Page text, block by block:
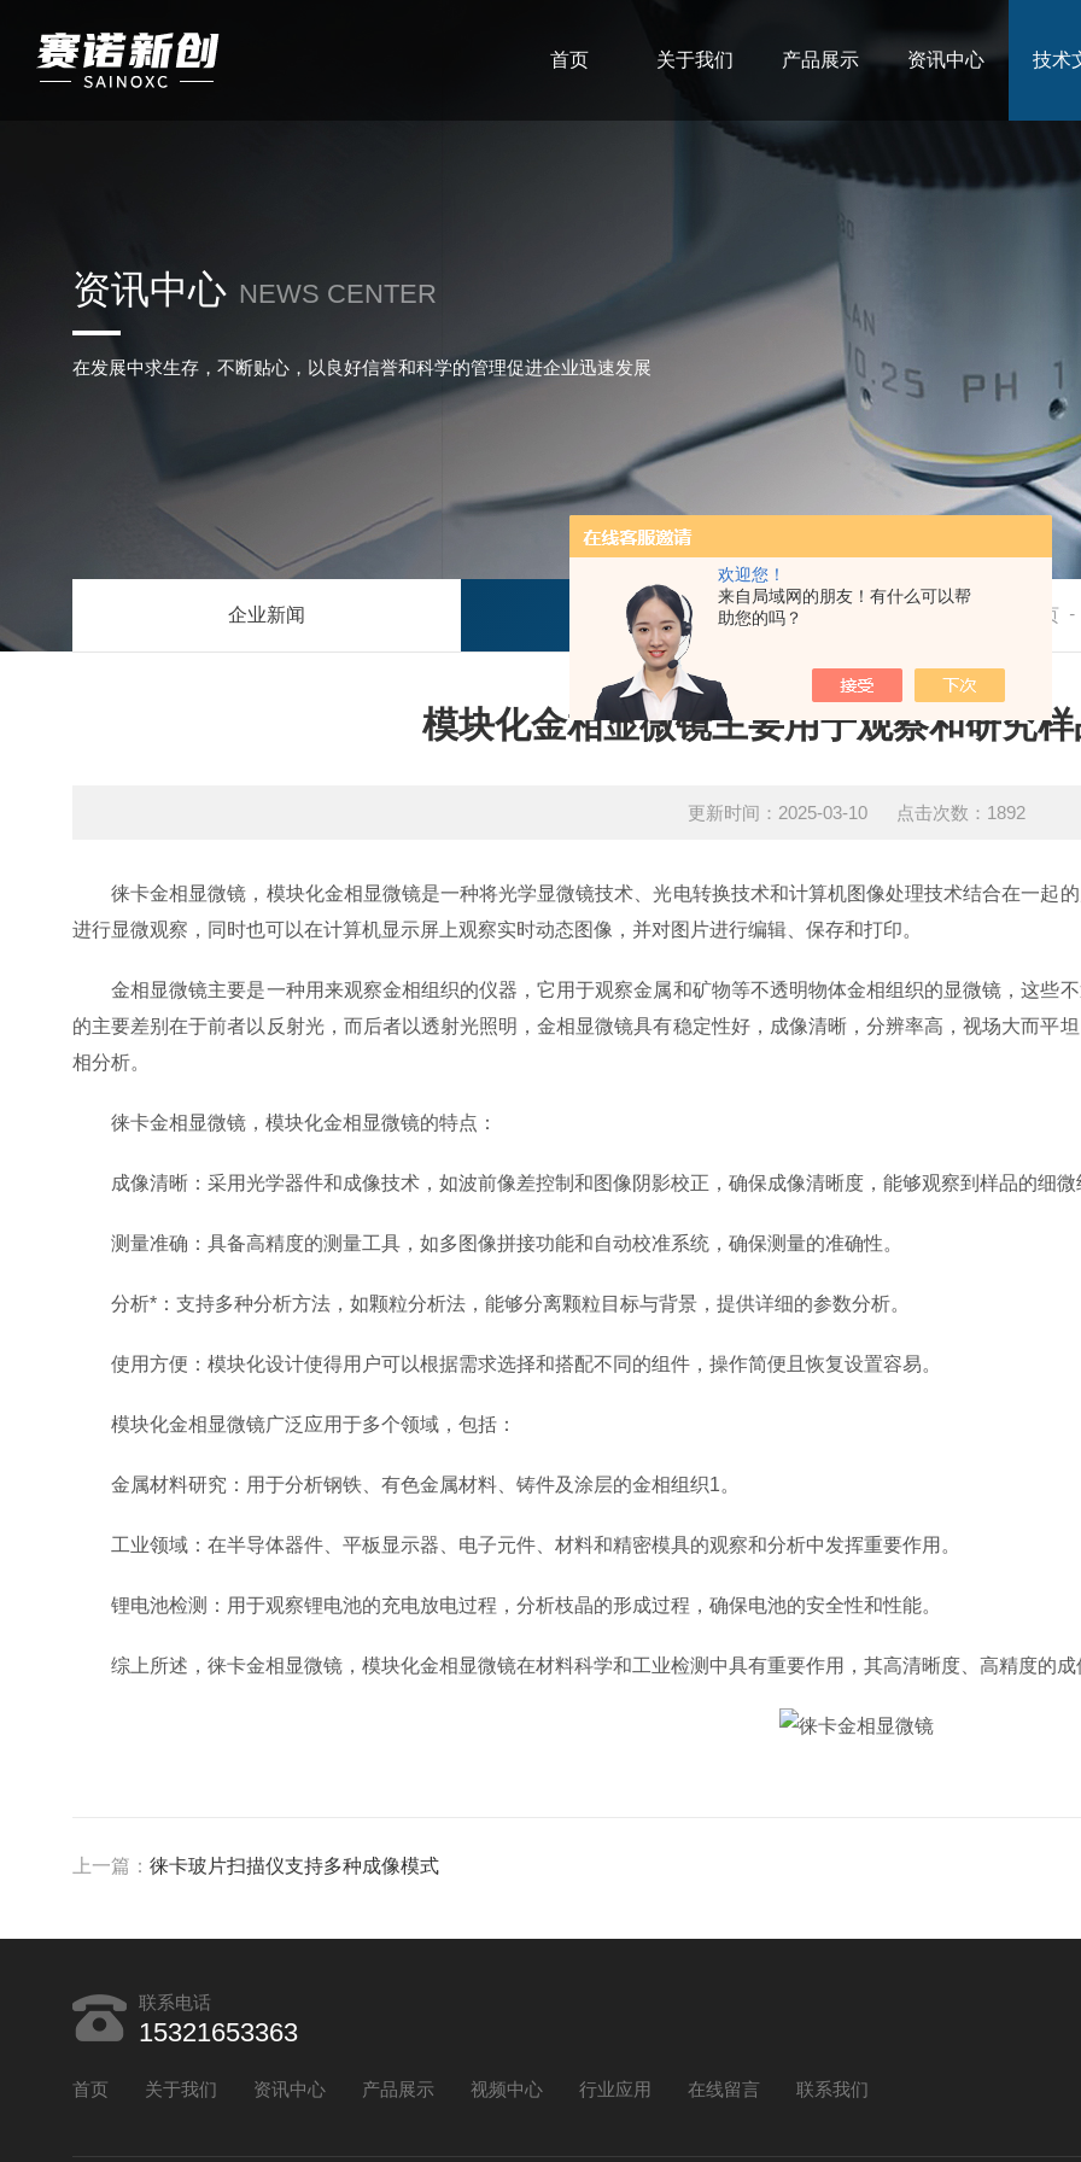
欢迎您！
来自局域网的朋友！有什么可以帮
助您的吗？
首页 关于我们 产品展示 资讯中心 技术
资讯中心 NEWS CENTER
在发展中求生存，不断贴心，以良好信誉和科学的管理促进企业迅速发展
企业新闻 技术文章 首页 -
模块化金相显微镜主要用于观察和研究
更新时间：2025-03-10 点击次数：1892
徕卡金相显微镜，模块化金相显微镜是一种将光学显微镜技术、光电转换技术和计算机图像处理技术结合在一起
进行显微观察，同时也可以在计算机显示屏上观察实时动态图像，并对图片进行编辑、保存和打印‌。
金相显微镜主要是一种用来观察金相组织的仪器，它用于观察金属和矿物等不透明物体金相组织的显微镜，这些
的主要差别在于前者以反射光，而后者以透射光照明，金相显微镜具有稳定性好，成像清晰，分辨率高，视场大而平
相分析。
徕卡金相显微镜，模块化金相显微镜的特点：
成像清晰‌：采用光学器件和成像技术，如波前像差控制和图像阴影校正，确保成像清晰度，能够观察到样品的细微
‌测量准确：具备高精度的测量工具，如多图像拼接功能和自动校准系统，确保测量的准确性‌。
‌分析*‌：支持多种分析方法，如颗粒分析法，能够分离颗粒目标与背景，提供详细的参数分析‌。
‌使用方便‌：模块化设计使得用户可以根据需求选择和搭配不同的组件，操作简便且恢复设置容易‌。
模块化金相显微镜广泛应用于多个领域，包括：
‌金属材料研究‌：用于分析钢铁、有色金属材料、铸件及涂层的金相组织‌1。
‌工业领域‌：在半导体器件、平板显示器、电子元件、材料和精密模具的观察和分析中发挥重要作用‌。
‌锂电池检测‌：用于观察锂电池的充电放电过程，分析枝晶的形成过程，确保电池的安全性和性能‌。
综上所述，徕卡金相显微镜，模块化金相显微镜在材料科学和工业检测中具有重要作用，其高清晰度、高精度的
上一篇： 徕卡玻片扫描仪支持多种成像模式
联系电话
15321653363
首页 关于我们 资讯中心 产品展示 视频中心 行业应用 在线留言 联系我们